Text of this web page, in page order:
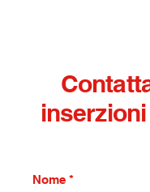
Nome *